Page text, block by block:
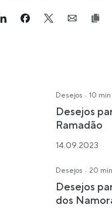
Link opens in a new tab
>Share on Linkedin
Link opens in a new
>Share on Facebook
Link opens in a
>Share on
Link
>Share
Desejos · 10
Desejos
Ramadão
14.09.2023
Desejos · 20
Desejos
dos